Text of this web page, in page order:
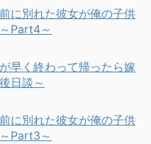
に別れた彼女が俺の子供
Part4～
早く終わって帰ったら嫁
日談～
に別れた彼女が俺の子供
Part3～